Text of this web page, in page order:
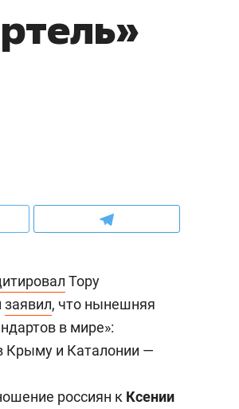
Тору
заявил, что нынешняя
в мире»:
Крыму и Каталонии —
россиян к Ксении
цен, дотошных
мастеров
налогах и развитии без
–
Рекомендуем
Дизайнер-прораб
Наседкина: «Ремонт
с мебелью за 2